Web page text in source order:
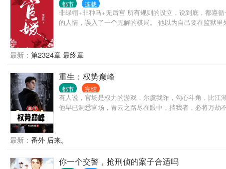
都市 连载
非绿帽+非种马+无后宫 所有规则的设立，说到底，都遵
的人情，误入了一个无解的棋局。 他以为自己要在监狱
最新： 第2324章 最终章
重生：权势巅峰
都市 完结
有人说，官场是权力的游戏，尔虞我诈，勾心斗角，比江
他早已洞悉官场，青云之路尽在眼中，挡我者，必将万劫
最新： 番外 后来。
你一个交警，抢刑侦的案子合适吗